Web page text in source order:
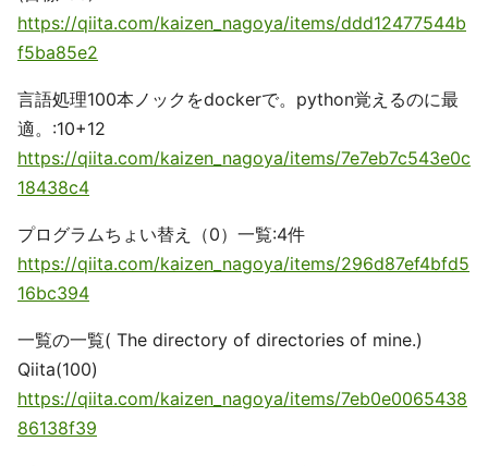
https://qiita.com/kaizen_nagoya/items/ddd12477544b
f5ba85e2
言語処理100本ノックをdockerで。python覚えるのに最
適。:10+12
https://qiita.com/kaizen_nagoya/items/7e7eb7c543e0c
18438c4
プログラムちょい替え（0）一覧:4件
https://qiita.com/kaizen_nagoya/items/296d87ef4bfd5
16bc394
一覧の一覧( The directory of directories of mine.)
Qiita(100)
https://qiita.com/kaizen_nagoya/items/7eb0e0065438
86138f39